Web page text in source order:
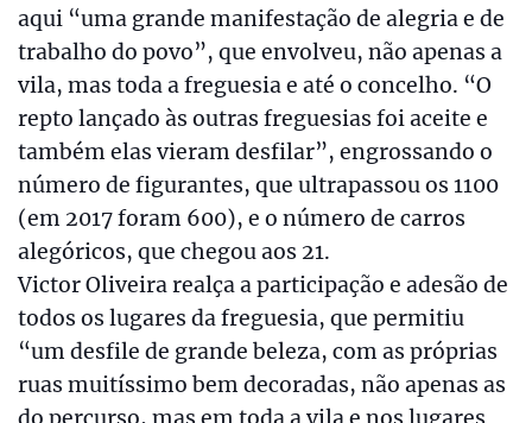
aqui “uma grande manifestação de alegria e de
trabalho do povo”, que envolveu, não apenas a
vila, mas toda a freguesia e até o concelho. “O
repto lançado às outras freguesias foi aceite e
também elas vieram desfilar”, engrossando o
número de figurantes, que ultrapassou os 1100
(em 2017 foram 600), e o número de carros
alegóricos, que chegou aos 21.
Victor Oliveira realça a participação e adesão de
todos os lugares da freguesia, que permitiu
“um desfile de grande beleza, com as próprias
ruas muitíssimo bem decoradas, não apenas as